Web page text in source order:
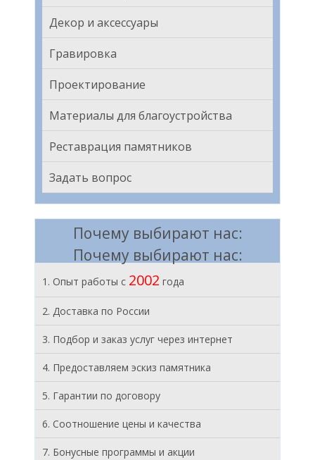
Декор и аксессуары
Гравировка
Проектирование
Материалы для благоустройства
Реставрация памятников
Задать вопрос
Почему выбирают нас:
Почему выбирают нас:
1. Опыт работы с 2002 года
2. Доставка по России
3. Подбор и заказ услуг через интернет
4. Предоставляем эскиз памятника
5. Гарантии по договору
6. Соотношение цены и качества
7. Бонусные программы и акции